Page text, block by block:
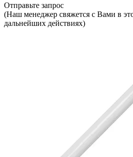
Отправьте запрос
(Наш менеджер свяжется с Вами в
дальнейших действиях)